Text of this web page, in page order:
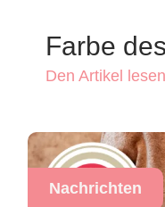
Farbe
Den Artikel lesen
Nachrichten